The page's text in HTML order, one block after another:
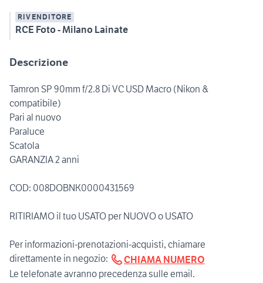
RIVENDITORE
RCE Foto - Milano Lainate
Descrizione
Tamron SP 90mm f/2.8 Di VC USD Macro (Nikon &
compatibile)
Pari al nuovo
Paraluce
Scatola
GARANZIA 2 anni
COD: 008DOBNK0000431569
RITIRIAMO il tuo USATO per NUOVO o USATO
Per informazioni-prenotazioni-acquisti, chiamare
direttamente in negozio:
CHIAMA NUMERO
Le telefonate avranno precedenza sulle email.